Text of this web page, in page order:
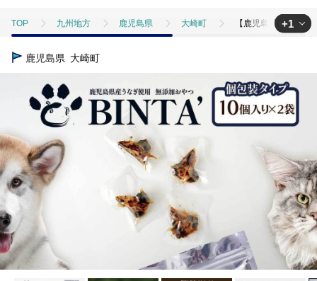
TOP 九州地方 鹿児島県 大崎町 【鹿児島県大隅産
TOP
+1
鹿児島県 大崎町